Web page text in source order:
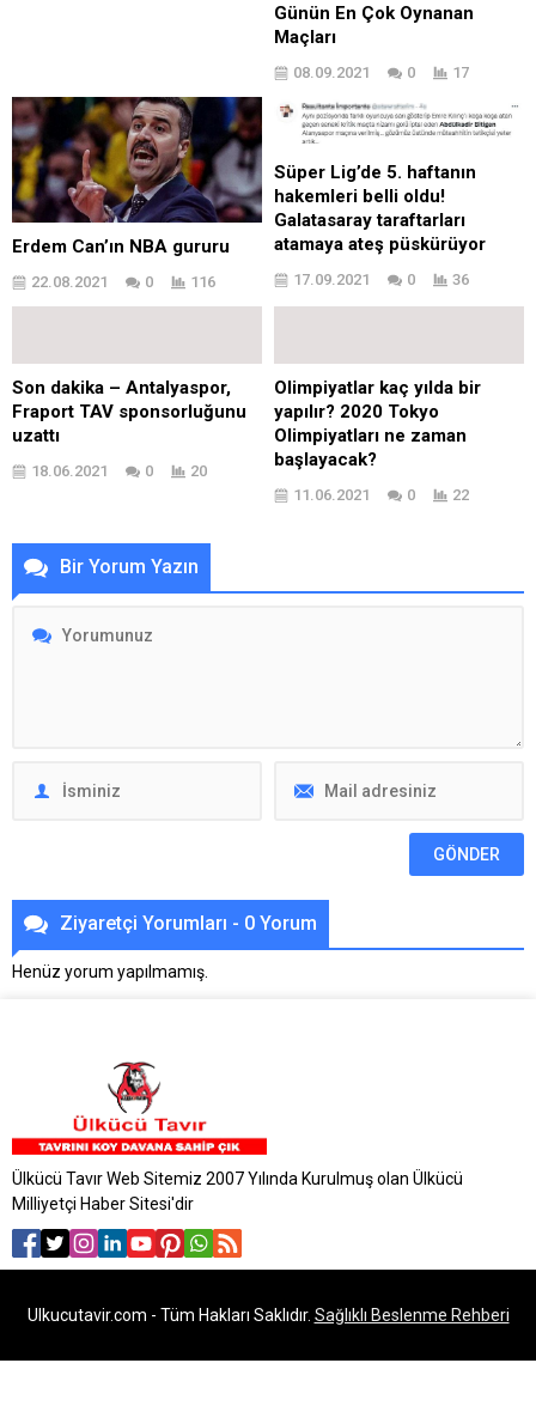
Günün En Çok Oynanan
Maçları
08.09.2021 0 17
Erdem Can’ın NBA gururu
22.08.2021 0 116
Süper Lig’de 5. haftanın
hakemleri belli oldu!
Galatasaray taraftarları
atamaya ateş püskürüyor
17.09.2021 0 36
Son dakika – Antalyaspor,
Fraport TAV sponsorluğunu
uzattı
18.06.2021 0 20
Olimpiyatlar kaç yılda bir
yapılır? 2020 Tokyo
Olimpiyatları ne zaman
başlayacak?
11.06.2021 0 22
Bir Yorum Yazın
Ziyaretçi Yorumları - 0 Yorum
Henüz yorum yapılmamış.
Ülkücü Tavır Web Sitemiz 2007 Yılında Kurulmuş olan Ülkücü
Milliyetçi Haber Sitesi'dir
Ulkucutavir.com - Tüm Hakları Saklıdır. Sağlıklı Beslenme Rehberi